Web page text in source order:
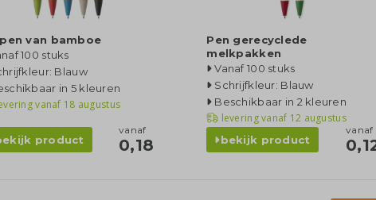
van bamboe
100 stuks
Blauw
in 5 kleuren
vanaf 18 augustus
product
vanaf
0,18
Pen gerecyclede
melkpakken
Vanaf 100 stuks
Schrijfkleur: Blauw
Beschikbaar in 2 kleuren
levering vanaf 12 augustus
bekijk product
vanaf